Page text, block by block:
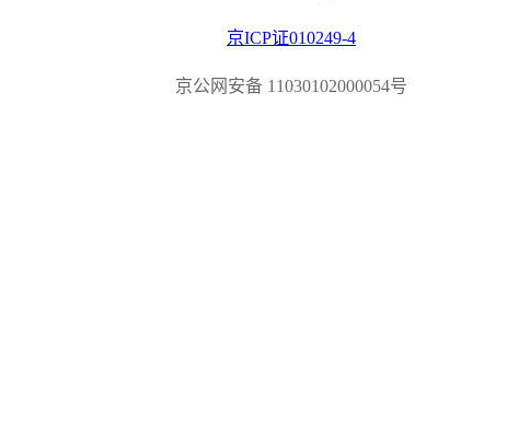
京ICP证010249-4
京公网安备 11030102000054号